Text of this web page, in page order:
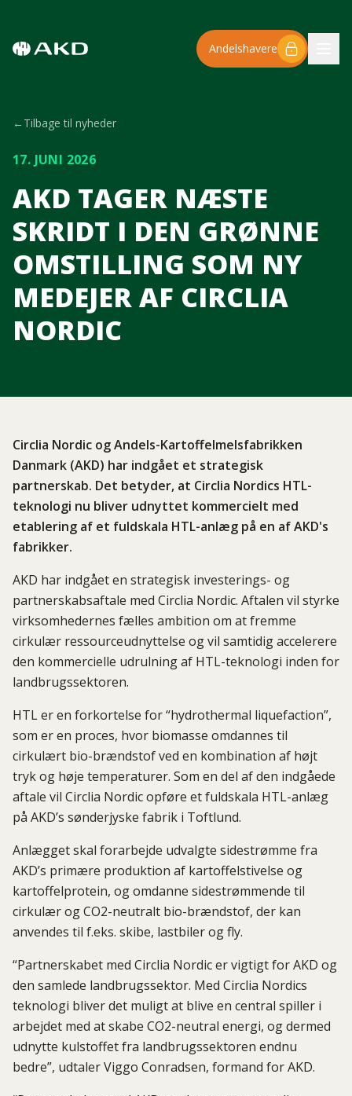
Andelshavere
←Tilbage til nyheder
17. JUNI 2026
AKD TAGER NÆSTE
SKRIDT I DEN GRØNNE
OMSTILLING SOM NY
MEDEJER AF CIRCLIA
NORDIC
Circlia Nordic og Andels-Kartoffelmelsfabrikken
Danmark (AKD) har indgået et strategisk
partnerskab. Det betyder, at Circlia Nordics HTL-
teknologi nu bliver udnyttet kommercielt med
etablering af ​​et fuldskala HTL-anlæg på en af AKD's
fabrikker.
AKD har indgået en strategisk investerings- og
partnerskabsaftale med Circlia Nordic. Aftalen vil styrke
virksomhedernes fælles ambition om at fremme
cirkulær ressourceudnyttelse og vil samtidig accelerere
den kommercielle udrulning af HTL-teknologi inden for
landbrugssektoren.
HTL er en forkortelse for “hydrothermal liquefaction”,
som er en proces, hvor biomasse omdannes til
cirkulært bio-brændstof ved en kombination af højt
tryk og høje temperaturer. Som en del af den indgåede
aftale vil Circlia Nordic opføre et fuldskala HTL-anlæg
på AKD’s sønderjyske fabrik i Toftlund.
Anlægget skal forarbejde udvalgte sidestrømme fra
AKD’s primære produktion af kartoffelstivelse og
kartoffelprotein, og omdanne sidestrømmende til
cirkulær og CO2-neutralt bio-brændstof, der kan
anvendes til f.eks. skibe, lastbiler og fly.
“Partnerskabet med Circlia Nordic er vigtigt for AKD og
den samlede landbrugssektor. Med Circlia Nordics
teknologi bliver det muligt at blive en central spiller i
arbejdet med at skabe CO2-neutral energi, og dermed
udnytte kulstoffet fra landbrugssektoren endnu
bedre”, udtaler Viggo Conradsen, formand for AKD.